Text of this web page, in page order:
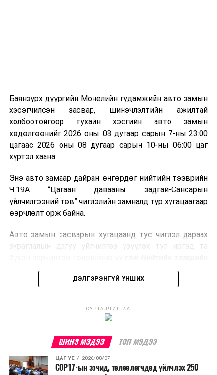
болон дулааны эрчим хүч үйлдвэрлэхэд ашиглаж
болдог. Зарим технологийн хувьд шаталтын дараа
үлдэх үнснээс фосфор зэрэг ашигт эрдсийг сэргээн
авах боломжтой аж.
Япон, Герман, Швейцар, Нидерланд, Өмнөд Солонгос
зэрэг улс лаг хатаах, шатаах технологийг ашиглаж
байна. Тухайлбал, Германд лаг шатаах үйлдвэрээс
гарсан үнснээс фосфор сэргээн авах технологи
ашигладаг бол Нидерландад төвлөрсөн лаг
боловсруулах үйлдвэрүүдээр дулаан, цахилгаан
Ийнхүү лаг хатаах, шатаах технологийг лагийн
улсад өргөн ашиглаж байна.
Баянзүрх дүүргийн Монелийн гудамжийн авто замын
хэсэгчилсэн засвар, шинэчлэлтийн ажилтай
холбоотойгоор тухайн хэсгийн авто замын
хөдөлгөөнийг 2026 оны 08 дугаар сарын 7-ны 23:00
цагаас 2026 оны 08 дугаар сарын 10-ны 06:00 цаг
хүртэл хаана.
Энэ авто замаар дайран өнгөрдөг нийтийн тээврийн
Ч:19А “Цагаан давааны задгай-Сансарын
үйлчилгээний төв” чиглэлийн замналд түр хугацаагаар
өөрчлөлт орж байна.
Авто замын засварын хугацаанд тус чиглэл дараах
зураглалын дагуу үйлчилгээ үзүүлэх тул иргэд та
бодлогын газраас мэдээллээ.
ДЭЛГЭРЭНГҮЙ УНШИХ
СУРТАЛЧИЛГАА
ШИНЭ МЭДЭЭ ТОП МЭДЭЭ
ЦАГ ҮЕ 2026/08/07
COP17-ын зочид, төлөөлөгчдөд үйлчлэх 250